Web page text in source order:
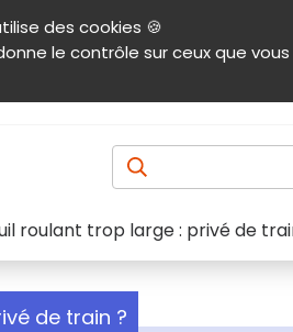
des cookies 🍪
le contrôle sur ceux que
accessibilité Menu principal
Produits &
roulant trop large : privé de
de train ?